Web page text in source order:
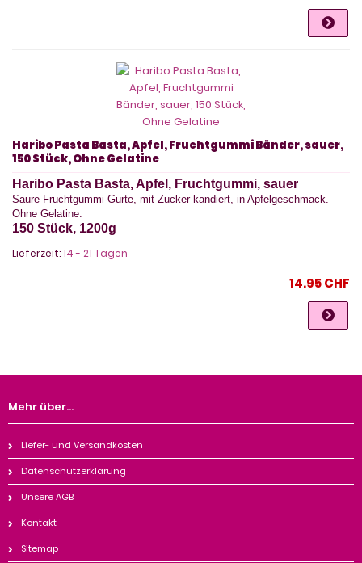
Haribo Pasta Basta, Apfel, Fruchtgummi Bänder, sauer,
150 Stück, Ohne Gelatine
Haribo Pasta Basta, Apfel, Fruchtgummi, sauer
Saure Fruchtgummi-Gurte, mit Zucker kandiert, in Apfelgeschmack.
Ohne Gelatine.
150 Stück, 1200g
Lieferzeit:14 - 21 Tagen
14.95 CHF
Mehr über...
Liefer- und Versandkosten
Datenschutzerklärung
Unsere AGB
Kontakt
Sitemap